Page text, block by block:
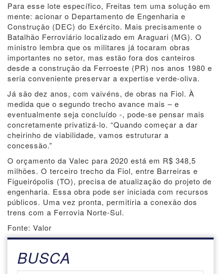
Para esse lote específico, Freitas tem uma solução em
mente: acionar o Departamento de Engenharia e
Construção (DEC) do Exército. Mais precisamente o
Batalhão Ferroviário localizado em Araguari (MG). O
ministro lembra que os militares já tocaram obras
importantes no setor, mas estão fora dos canteiros
desde a construção da Ferroeste (PR) nos anos 1980 e
seria conveniente preservar a expertise verde-oliva.
Já são dez anos, com vaivéns, de obras na Fiol. À
medida que o segundo trecho avance mais – e
eventualmente seja concluído -, pode-se pensar mais
concretamente privatizá-lo. “Quando começar a dar
cheirinho de viabilidade, vamos estruturar a
concessão.”
O orçamento da Valec para 2020 está em R$ 348,5
milhões. O terceiro trecho da Fiol, entre Barreiras e
Figueirópolis (TO), precisa de atualização do projeto de
engenharia. Essa obra pode ser iniciada com recursos
públicos. Uma vez pronta, permitiria a conexão dos
trens com a Ferrovia Norte-Sul.
Fonte: Valor
BUSCA